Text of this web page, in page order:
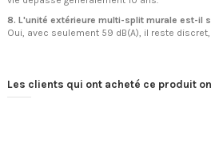
8. L'unité extérieure multi-split murale est-il
Oui, avec seulement 59 dB(A), il reste
Les clients qui ont acheté ce produit